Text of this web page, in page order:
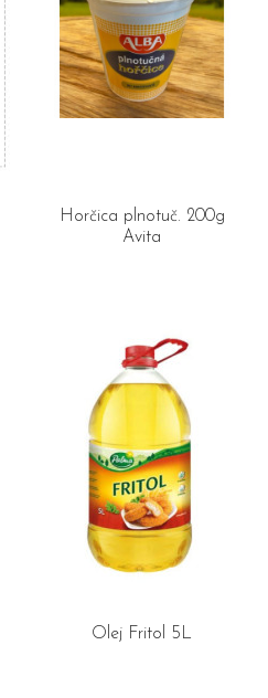
Horčica plnotuč. 200g
Avita
Olej Fritol 5L